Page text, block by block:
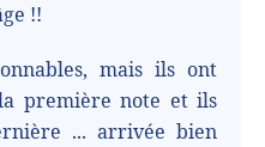
!!
mais ils ont
première note et ils
... arrivée bien